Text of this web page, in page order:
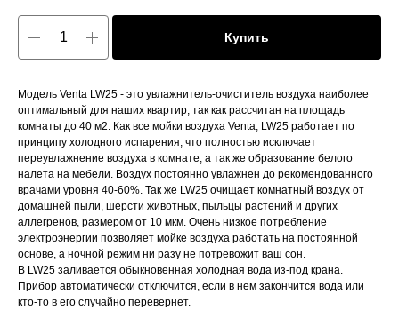
Купить
Модель Venta LW25 - это увлажнитель-очиститель воздуха наиболее
оптимальный для наших квартир, так как рассчитан на площадь
комнаты до 40 м2. Как все мойки воздуха Venta, LW25 работает по
принципу холодного испарения, что полностью исключает
переувлажнение воздуха в комнате, а так же образование белого
налета на мебели. Воздух постоянно увлажнен до рекомендованного
врачами уровня 40-60%. Так же LW25 очищает комнатный воздух от
домашней пыли, шерсти животных, пыльцы растений и других
аллегренов, размером от 10 мкм. Очень низкое потребление
электроэнергии позволяет мойке воздуха работать на постоянной
основе, а ночной режим ни разу не потревожит ваш сон.
В LW25 заливается обыкновенная холодная вода из-под крана.
Прибор автоматически отключится, если в нем закончится вода или
кто-то в его случайно перевернет.